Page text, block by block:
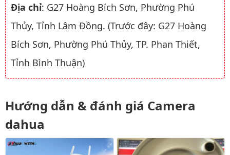
Địa chỉ: G27 Hoàng Bích Sơn, Phường Phú
Thủy, Tỉnh Lâm Đồng. (Trước đây: G27 Hoàng
Bích Sơn, Phường Phú Thủy, TP. Phan Thiết,
Tỉnh Bình Thuận)
Hướng dẫn & đánh giá Camera
dahua